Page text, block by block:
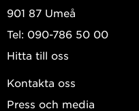
901 87 Umeå
Tel: 090-786 50 00
Hitta till oss
Kontakta oss
Press och media